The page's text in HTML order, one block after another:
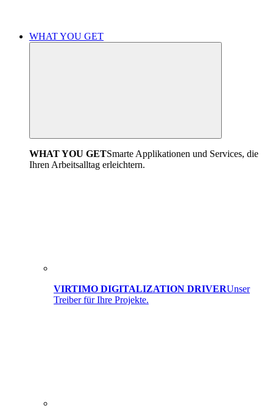
WHAT YOU GET
WHAT YOU GETSmarte Applikationen und Services, die
Ihren Arbeitsalltag erleichtern.
VIRTIMO DIGITALIZATION DRIVERUnser
Treiber für Ihre Projekte.